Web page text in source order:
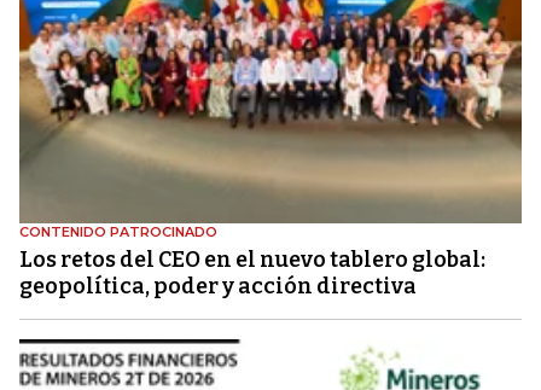
CONTENIDO PATROCINADO
Los retos del CEO en el nuevo tablero global:
geopolítica, poder y acción directiva